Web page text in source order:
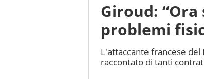
Giroud:
problemi
L'attaccante francese del
raccontato di tanti